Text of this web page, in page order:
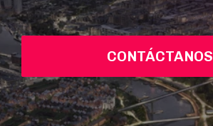
CONTÁCTANOS